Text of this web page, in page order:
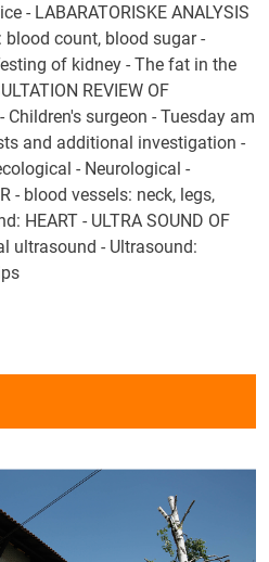
- LABARATORISKE ANALYSIS
count, blood sugar -
of kidney - The fat in the
REVIEW OF
Children's surgeon - Tuesday am
and additional investigation -
- Neurological -
- blood vessels: neck, legs,
HEART - ULTRA SOUND OF
ultrasound - Ultrasound: